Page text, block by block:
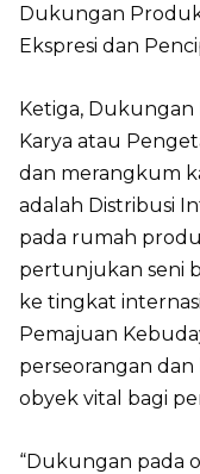
Dukungan
Ekspresi dan
Ketiga,
Karya atau
dan merangkum
adalah Distribusi
pada rumah
pertunjukan seni
ke tingkat
Pemajuan
perseorangan
obyek vital bagi
“Dukungan pada